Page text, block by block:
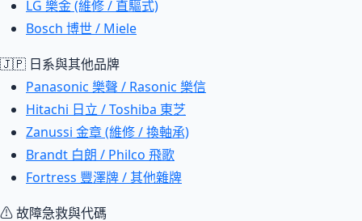
LG 樂金 (維修 / 直驅式)
Bosch 博世 / Miele
🇯🇵 日系與其他品牌
Panasonic 樂聲 / Rasonic 樂信
Hitachi 日立 / Toshiba 東芝
Zanussi 金章 (維修 / 換軸承)
Brandt 白朗 / Philco 飛歌
Fortress 豐澤牌 / 其他雜牌
⚠ 故障急救與代碼